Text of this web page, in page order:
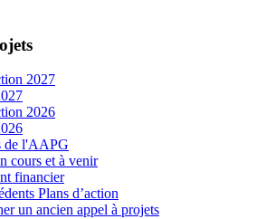
2027
2026
de l'AAPG
cours et à venir
financier
Plans d’action
un ancien appel à projets